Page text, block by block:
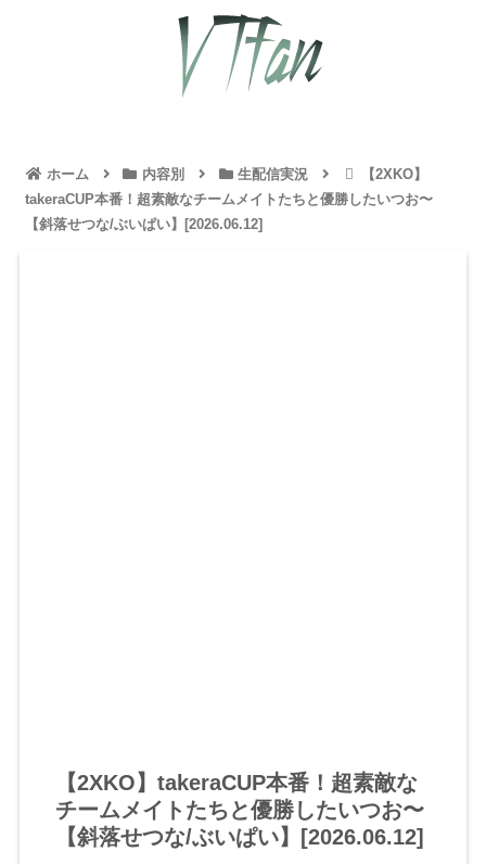
ホーム 内容別 生配信実況
【2XKO】
takeraCUP本番！超素敵なチームメイトたちと優勝したいつお〜
【斜落せつな/ぶいぱい】[2026.06.12]
【2XKO】takeraCUP本番！超素敵な
チームメイトたちと優勝したいつお〜
【斜落せつな/ぶいぱい】[2026.06.12]